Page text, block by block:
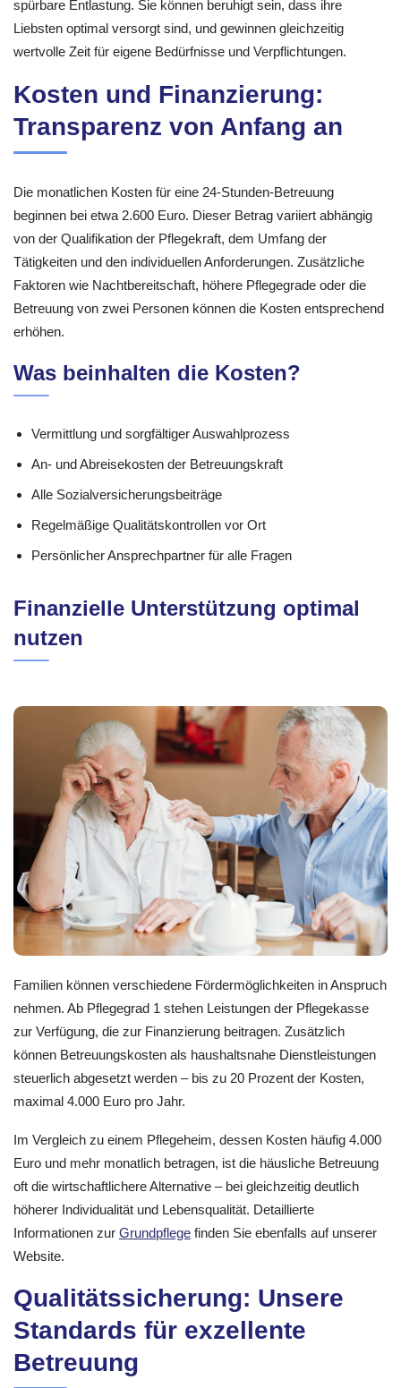
spürbare Entlastung. Sie können beruhigt sein, dass ihre
Liebsten optimal versorgt sind, und gewinnen gleichzeitig
wertvolle Zeit für eigene Bedürfnisse und Verpflichtungen.
Kosten und Finanzierung:
Transparenz von Anfang an
Die monatlichen Kosten für eine 24-Stunden-Betreuung
beginnen bei etwa 2.600 Euro. Dieser Betrag variiert abhängig
von der Qualifikation der Pflegekraft, dem Umfang der
Tätigkeiten und den individuellen Anforderungen. Zusätzliche
Faktoren wie Nachtbereitschaft, höhere Pflegegrade oder die
Betreuung von zwei Personen können die Kosten entsprechend
erhöhen.
Was beinhalten die Kosten?
Vermittlung und sorgfältiger Auswahlprozess
An- und Abreisekosten der Betreuungskraft
Alle Sozialversicherungsbeiträge
Regelmäßige Qualitätskontrollen vor Ort
Persönlicher Ansprechpartner für alle Fragen
Finanzielle Unterstützung optimal
nutzen
Familien können verschiedene Fördermöglichkeiten in Anspruch
nehmen. Ab Pflegegrad 1 stehen Leistungen der Pflegekasse
zur Verfügung, die zur Finanzierung beitragen. Zusätzlich
können Betreuungskosten als haushaltsnahe Dienstleistungen
steuerlich abgesetzt werden – bis zu 20 Prozent der Kosten,
maximal 4.000 Euro pro Jahr.
Im Vergleich zu einem Pflegeheim, dessen Kosten häufig 4.000
Euro und mehr monatlich betragen, ist die häusliche Betreuung
oft die wirtschaftlichere Alternative – bei gleichzeitig deutlich
höherer Individualität und Lebensqualität. Detaillierte
Informationen zur Grundpflege finden Sie ebenfalls auf unserer
Website.
Qualitätssicherung: Unsere
Standards für exzellente
Betreuung